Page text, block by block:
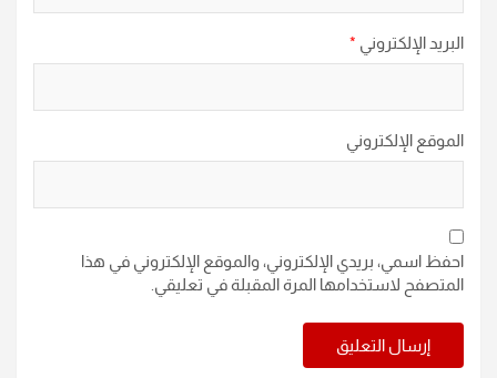
البريد الإلكتروني *
الموقع الإلكتروني
احفظ اسمي، بريدي الإلكتروني، والموقع الإلكتروني في هذا
المتصفح لاستخدامها المرة المقبلة في تعليقي.